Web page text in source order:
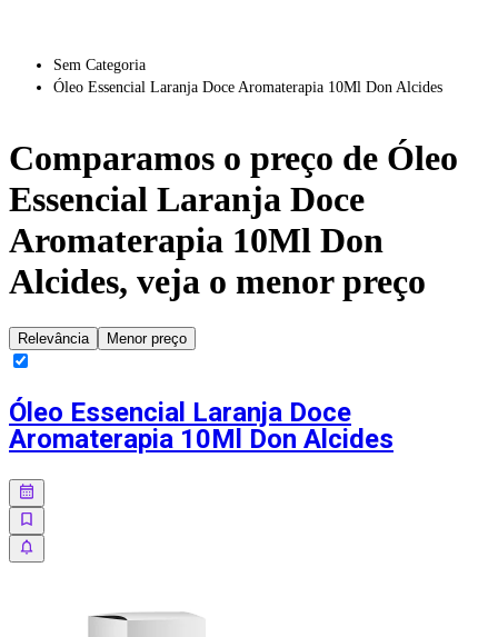
Sem Categoria
Óleo Essencial Laranja Doce Aromaterapia 10Ml Don Alcides
Comparamos o preço de Óleo
Essencial Laranja Doce
Aromaterapia 10Ml Don
Alcides, veja o menor preço
Relevância Menor preço
Óleo Essencial Laranja Doce
Aromaterapia 10Ml Don Alcides